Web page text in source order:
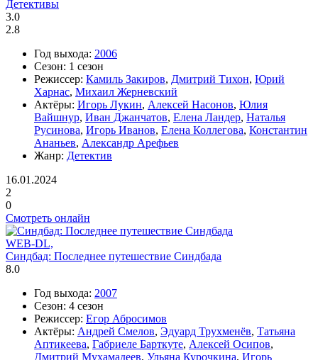
Детективы
3.0
2.8
Год выхода: 2006
Сезон: 1 сезон
Режиссер: Камиль Закиров, Дмитрий Тихон, Юрий
Харнас, Михаил Жерневский
Актёры: Игорь Лукин, Алексей Насонов, Юлия
Вайшнур, Иван Джанчатов, Елена Ландер, Наталья
Русинова, Игорь Иванов, Елена Коллегова, Константин
Ананьев, Александр Арефьев
Жанр: Детектив
16.01.2024
2
0
Смотреть онлайн
WEB-DL,
Синдбад: Последнее путешествие Синдбада
8.0
Год выхода: 2007
Сезон: 4 сезон
Режиссер: Егор Абросимов
Актёры: Андрей Смелов, Эдуард Трухменёв, Татьяна
Аптикеева, Габриеле Барткуте, Алексей Осипов,
Дмитрий Мухамадеев, Ульяна Курочкина, Игорь